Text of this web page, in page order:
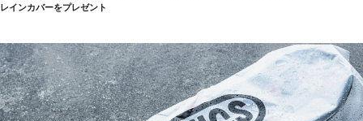
レインカバーをプレゼント